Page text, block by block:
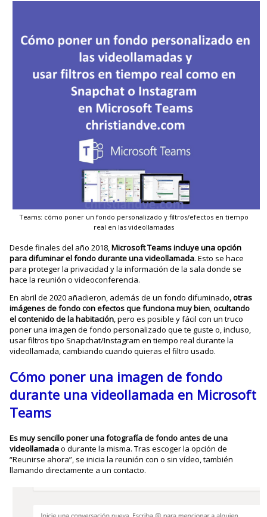
Teams: cómo poner un fondo personalizado y filtros/efectos en tiempo
real en las videollamadas
Desde finales del año 2018,Microsoft Teams incluye una opción
para difuminar el fondo durante una videollamada. Esto se hace
para proteger la privacidad y la información de la sala donde se
hace la reunión o videoconferencia.
En abril de 2020 añadieron, además de un fondo difuminado, otras
imágenes de fondo con efectos que funciona muy bien,ocultando
el contenido de la habitación, pero es posible y fácil con un truco
poner una imagen de fondo personalizado que te guste o, incluso,
usar filtros tipo Snapchat/Instagram en tiempo real durante la
videollamada, cambiando cuando quieras el filtro usado.
Cómo poner una imagen de fondo
durante una videollamada en Microsoft
Teams
Es muy sencillo poner una fotografía de fondo antes de una
videollamadao durante la misma. Tras escoger la opción de
“Reunirse ahora”, se inicia la reunión con o sin vídeo, también
llamando directamente a un contacto.